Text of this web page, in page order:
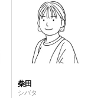
柴田
シバタ